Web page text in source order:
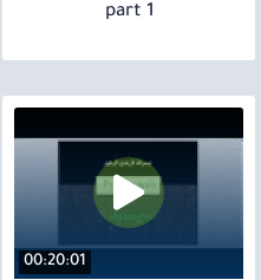
part 1
00:20:01